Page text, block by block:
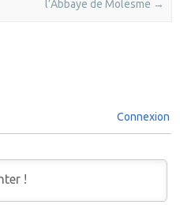
l’Abbaye de Molesme →
Connexion